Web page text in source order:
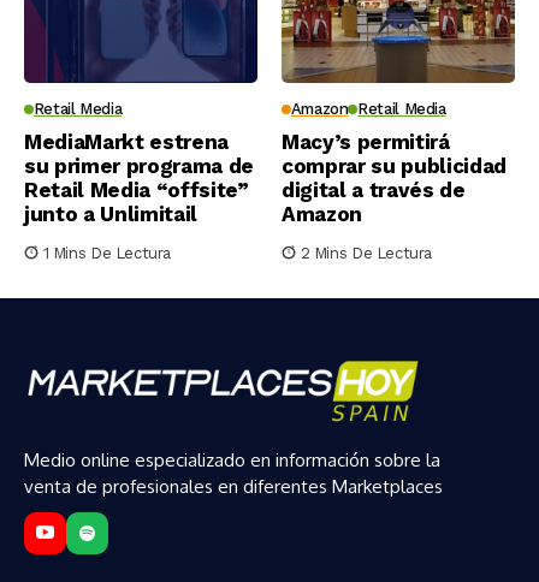
Retail Media
MediaMarkt estrena
su primer programa de
Retail Media “offsite”
junto a Unlimitail
1 Mins De Lectura
Amazon Retail Media
Macy’s permitirá
comprar su publicidad
digital a través de
Amazon
2 Mins De Lectura
Medio online especializado en información sobre la
venta de profesionales en diferentes Marketplaces